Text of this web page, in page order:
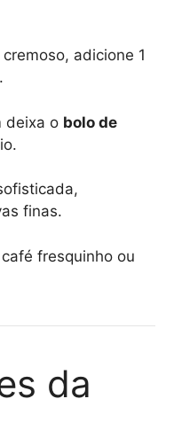
adicione 1
deixa o bolo de
finas.
fresquinho ou
da